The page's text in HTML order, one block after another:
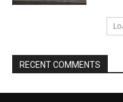
RECENT COMMENTS